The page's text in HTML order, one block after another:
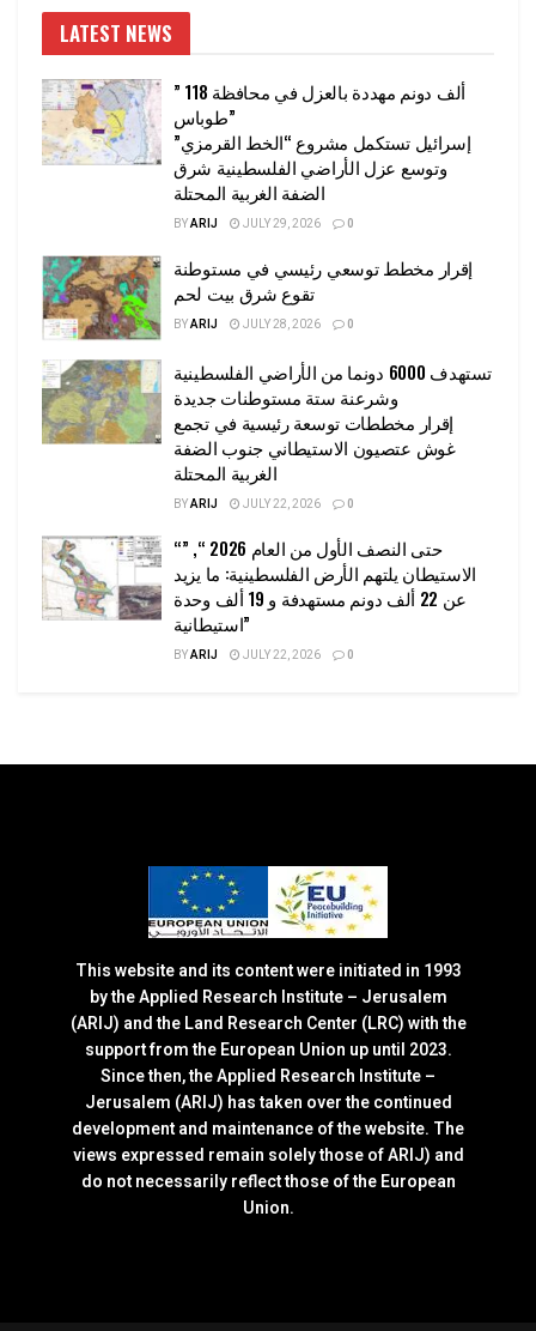
LATEST NEWS
” 118 ألف دونم مهددة بالعزل في محافظة
طوباس”
إسرائيل تستكمل مشروع “الخط القرمزي”
وتوسع عزل الأراضي الفلسطينية شرق
الضفة الغربية المحتلة
BYARIJ JULY 29, 2026 0
إقرار مخطط توسعي رئيسي في مستوطنة
تقوع شرق بيت لحم
BYARIJ JULY 28, 2026 0
تستهدف 6000 دونما من الأراضي الفلسطينية
وشرعنة ستة مستوطنات جديدة
إقرار مخططات توسعة رئيسية في تجمع
غوش عتصيون الاستيطاني جنوب الضفة
الغربية المحتلة
BYARIJ JULY 22, 2026 0
“حتى النصف الأول من العام 2026 “, ”
الاستيطان يلتهم الأرض الفلسطينية: ما يزيد
عن 22 ألف دونم مستهدفة و 19 ألف وحدة
استيطانية”
BYARIJ JULY 22, 2026 0
This website and its content were initiated in 1993
by the Applied Research Institute – Jerusalem
(ARIJ) and the Land Research Center (LRC) with the
support from the European Union up until 2023.
Since then, the Applied Research Institute –
Jerusalem (ARIJ) has taken over the continued
development and maintenance of the website. The
views expressed remain solely those of ARIJ) and
do not necessarily reflect those of the European
Union.